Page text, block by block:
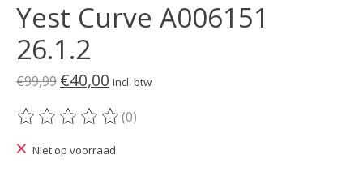
Yest Curve A006151
26.1.2
€99,99 €40,00 Incl. btw
De beoordeling van dit product is
(0)
Niet op voorraad